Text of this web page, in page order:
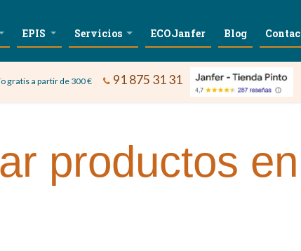
EPIS Servicios ECOJanfer Blog
gratis a partir de 300 € 91 875 31 31
productos